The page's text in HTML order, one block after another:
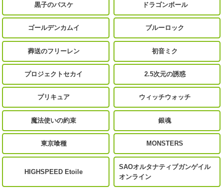
黒子のバスケ ドラゴンボール
ゴールデンカムイ ブルーロック
葬送のフリーレン 初音ミク
プロジェクトセカイ 2.5次元の誘惑
プリキュア ウィッチウォッチ
魔法使いの約束 銀魂
東京喰種 MONSTERS
HIGHSPEED Etoile
SAOオルタナティブガンゲイル
オンライン